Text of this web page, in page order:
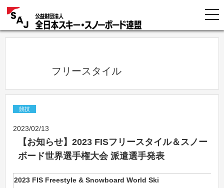
            フリースタイル
競技
2023/02/13
【お知らせ】2023 FISフリースタイル＆スノー
ボード世界選手権大会 派遣選手発表
2023 FIS Freestyle & Snowboard World Ski